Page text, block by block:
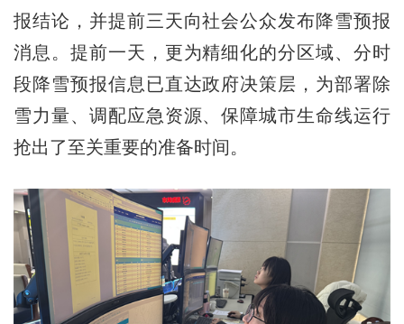
报结论，并提前三天向社会公众发布降雪预报
消息。提前一天，更为精细化的分区域、分时
段降雪预报信息已直达政府决策层，为部署除
雪力量、调配应急资源、保障城市生命线运行
抢出了至关重要的准备时间。